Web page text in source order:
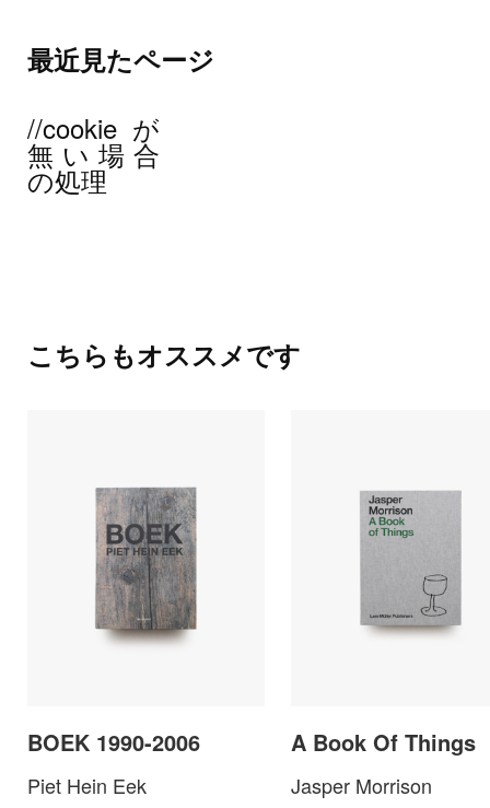
最近見たページ
//cookieが
無い場合
の処理
こちらもオススメです
BOEK 1990-2006
Piet Hein Eek
A Book Of Things
Jasper Morrison